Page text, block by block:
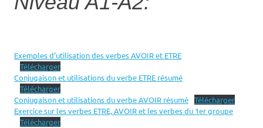
Exemples d’utilisation des verbes AVOIR et ETRE
Télécharger
Conjugaison et utilisations du verbe ETRE résumé
Télécharger
Conjugaison et utilisations du verbe AVOIR résumé Télécharger
Exercice sur les verbes ETRE, AVOIR et les verbes du 1er groupe
Télécharger